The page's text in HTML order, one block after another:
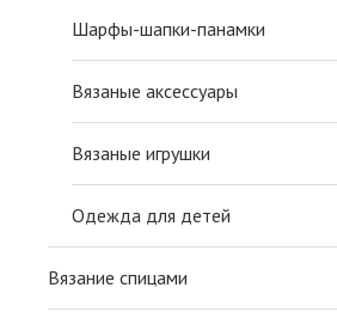
Шарфы-шапки-панамки
Вязаные аксессуары
Вязаные игрушки
Одежда для детей
Вязание спицами